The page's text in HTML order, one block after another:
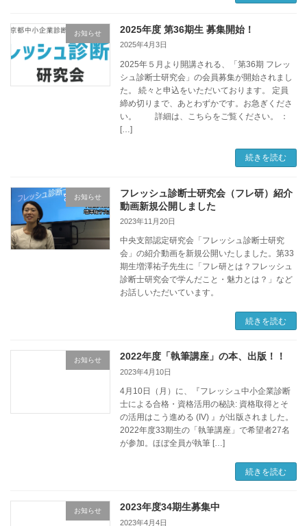
お知らせ 2025年度 第36期生 募集開始！
2025年4月3日
2025年５月より開講される、「第36期 フレッ
シュ診断士研究会」の会員募集が開始されまし
た。 続々と申込をいただいております。 定員
締め切りまで、あとわずかです。お急ぎくださ
い。 詳細は、こちらをご覧ください。 ：
[…]
続きを読む
お知らせ
フレッシュ診断士研究会（フレ研）紹介
動画新規公開しました
2023年11月20日
中央支部認定研究会「フレッシュ診断士研究
会」の紹介動画を新規公開いたしました。第33
期生増澤祐子先生に「フレ研とは？フレッシュ
診断士研究会で学んだこと・魅力とは？」など
お話しいただいています。
続きを読む
お知らせ 2022年度「執筆講座」の本、出版！！
2023年4月10日
4月10日（月）に、『フレッシュ中小企業診断
士による合格・資格活用の秘訣: 資格取得とそ
の活用はこう進める (IV) 』が出版されました。
2022年度33期生の「執筆講座」で希望者27名
が参加。ほぼ全員が執筆 […]
続きを読む
お知らせ 2023年度34期生募集中
2023年4月4日